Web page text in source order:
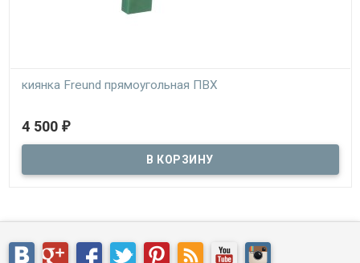
киянка Freund прямоугольная ПВХ
тонколистовым металлом и жестью
4 500 ₽